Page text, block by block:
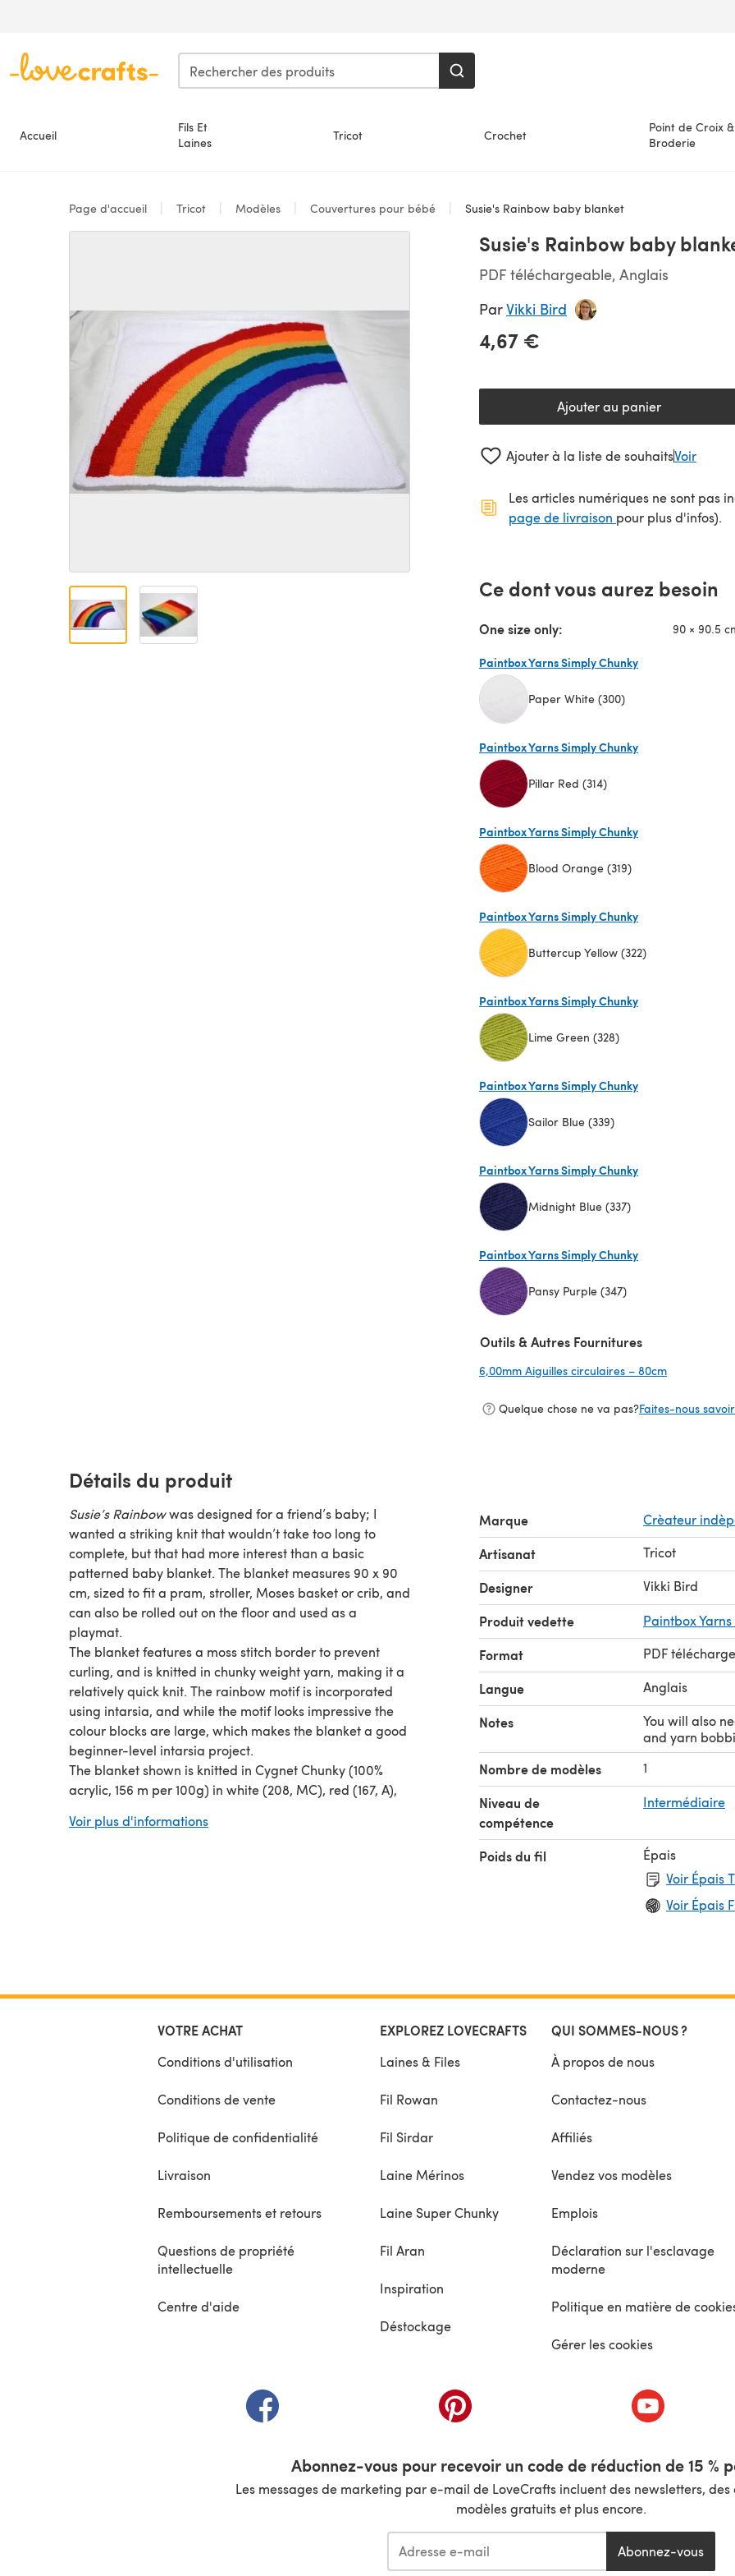
Accueil
Fils Et
Laines
Tricot Crochet
Point de Croix &
Broderie
Page d'accueil Tricot Modèles Couvertures pour bébé Susie's Rainbow baby blanket
Susie's Rainbow baby
PDF téléchargeable, Anglais
ParVikki Bird
4,67 €
Ajouter au panier
Ajouter à la liste de souhaitsVoir
Les articles numériques ne sont pas
page de livraison (s'ouvre dans un
pour plus d'infos).
Ce dont vous aurez besoin
One size only: 90 × 90.5
Paintbox Yarns Simply Chunky
Paper White (300)
Paintbox Yarns Simply Chunky
Pillar Red (314)
Paintbox Yarns Simply Chunky
Blood Orange (319)
Paintbox Yarns Simply Chunky
Buttercup Yellow (322)
Paintbox Yarns Simply Chunky
Lime Green (328)
Paintbox Yarns Simply Chunky
Sailor Blue (339)
Paintbox Yarns Simply Chunky
Midnight Blue (337)
Paintbox Yarns Simply Chunky
Pansy Purple (347)
Outils & Autres Fournitures
6,00mm Aiguilles circulaires – 80cm
Quelque chose ne va pas?Faites-nous
Détails du produit
Susie’s Rainbowwas designed for a friend’s baby; I
wanted a striking knit that wouldn’t take too long to
complete, but that had more interest than a basic
patterned baby blanket. The blanket measures 90 x 90
cm, sized to fit a pram, stroller, Moses basket or crib, and
can also be rolled out on the floor and used as a
playmat.
The blanket features a moss stitch border to prevent
curling, and is knitted in chunky weight yarn, making it a
relatively quick knit. The rainbow motif is incorporated
using intarsia, and while the motif looks impressive the
colour blocks are large, which makes the blanket a good
beginner-level intarsia project.
The blanket shown is knitted in Cygnet Chunky (100%
acrylic, 156 m per 100g) in white (208, MC), red (167, A),
turquoise (E, 365), royal (F, 331) and thistle (G, 665). I
Voir plus d'informations
Marque Crèateur
Artisanat Tricot
Designer Vikki Bird
Produit vedette Paintbox
Format PDF
Langue Anglais
Notes
You will also
and yarn
Nombre de modèles 1
Niveau de
compétence
Intermédiaire
Poids du fil
Épais
Voir Épais
Voir Épais
VOTRE ACHAT
Conditions d'utilisation
Conditions de vente
Politique de confidentialité
Livraison
Remboursements et retours
Questions de propriété
intellectuelle
Centre d'aide
EXPLOREZ LOVECRAFTS
Laines & Files
Fil Rowan
Fil Sirdar
Laine Mérinos
Laine Super Chunky
Fil Aran
Inspiration
Déstockage
QUI SOMMES-NOUS ?
À propos de nous
Contactez-nous
Affiliés
Vendez vos modèles
Emplois
Déclaration sur l'esclavage
moderne
Politique en matière de
Gérer les cookies
(s'ouvre dans un nouvel onglet) (s'ouvre dans un nouvel onglet) (s'ouvre dans
Abonnez-vous pour recevoir un code de réduction de 15 %
Les messages de marketing par e-mail de LoveCrafts incluent des newsletters,
modèles gratuits et plus encore.
Abonnez-vous